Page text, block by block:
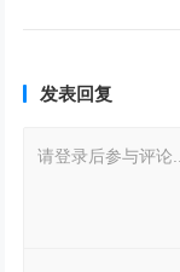
发表回复
请登录后参与评论...